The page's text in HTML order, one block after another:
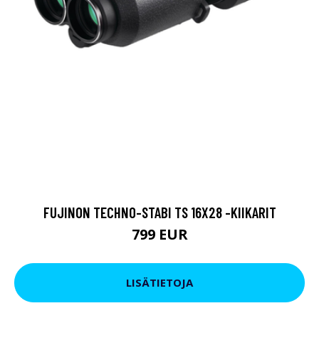
FUJINON TECHNO-STABI TS 16X28 -KIIKARIT
799 EUR
LISÄTIETOJA